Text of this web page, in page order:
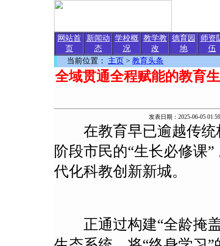
网站首
页
新闻动
态
学校概
况
教学教
改
德育园
地
师资
伍
当前位置： 主页 > 教育头条
全域贯通全程赋能的教育
发表日期：2025-06-05
在教育早已逾越传统校
阶段市民的“生长必修课
代化科教创新新城。
正通过构建“全龄掩盖